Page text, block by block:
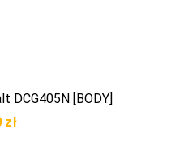
DCG405N [BODY]
zł